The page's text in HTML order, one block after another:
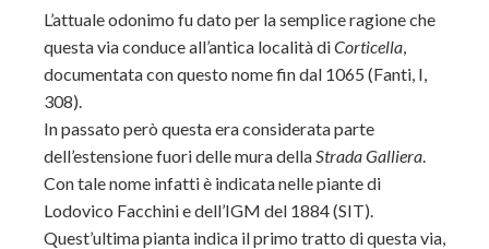
L’attuale odonimo fu dato per la semplice ragione che
questa via conduce all’antica località diCorticella,
documentata con questo nome fin dal 1065 (Fanti, I,
308).
In passato però questa era considerata parte
dell’estensione fuori delle mura dellaStrada Galliera.
Con tale nome infatti è indicata nelle piante di
Lodovico Facchini e dell’IGM del 1884 (SIT).
Quest’ultima pianta indica il primo tratto di questa via,